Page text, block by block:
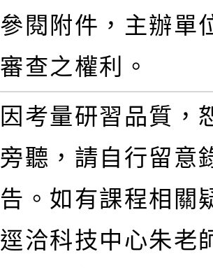
參閱附件，主辦單
審查之權利。
因考量研習品質，
旁聽，請自行留意
告。如有課程相關
逕洽科技中心朱老